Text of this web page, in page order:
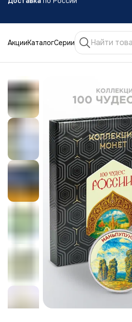
по России
АкцииКаталогСерии